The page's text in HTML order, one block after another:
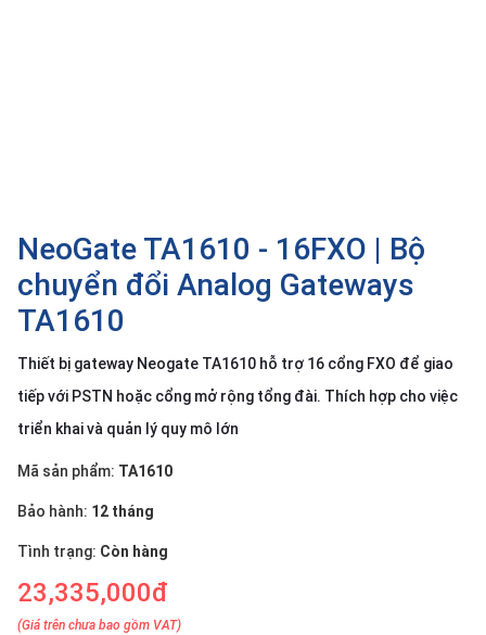
NeoGate TA1610 - 16FXO | Bộ
chuyển đổi Analog Gateways
TA1610
Thiết bị gateway Neogate TA1610 hỗ trợ 16 cổng FXO để giao
tiếp với PSTN hoặc cổng mở rộng tổng đài. Thích hợp cho việc
triển khai và quản lý quy mô lớn
Mã sản phẩm: TA1610
Bảo hành: 12 tháng
Tình trạng: Còn hàng
23,335,000đ
(Giá trên chưa bao gồm VAT)
Dịch
Hỗ
trợ
Tin
Liên
hệ
Giới
NGÔN
Tiếng